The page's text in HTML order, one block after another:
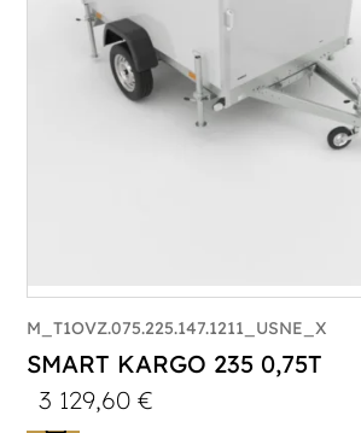
Plancher : Plancher en
M_T1OVZ.075.225.147.1211_USNE_X
SMART KARGO 235 0,75T
3 129,60€